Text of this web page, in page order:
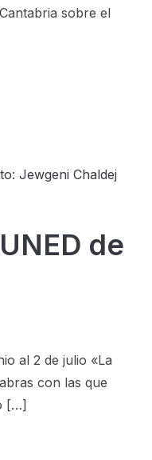
sobre el
de
al 2 de julio «La
con las que
[…]